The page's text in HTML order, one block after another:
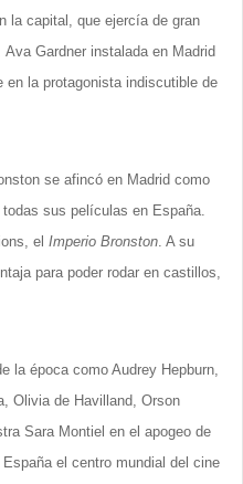
la capital, que ejercía de gran
Gardner instalada en Madrid
en la protagonista indiscutible de
se afincó en Madrid como
sus películas en España.
el Imperio Bronston. A su
para poder rodar en castillos,
la época como Audrey Hepburn,
Olivia de Havilland, Orson
Sara Montiel en el apogeo de
el centro mundial del cine